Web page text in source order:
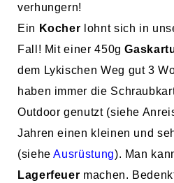
verhungern!
Ein Kocher lohnt sich in
Fall! Mit einer 450g
dem Lykischen Weg gut 3
haben immer die
Outdoor genutzt (siehe
Jahren einen kleinen und
(sieheAusrüstung). Man
Lagerfeuer machen.